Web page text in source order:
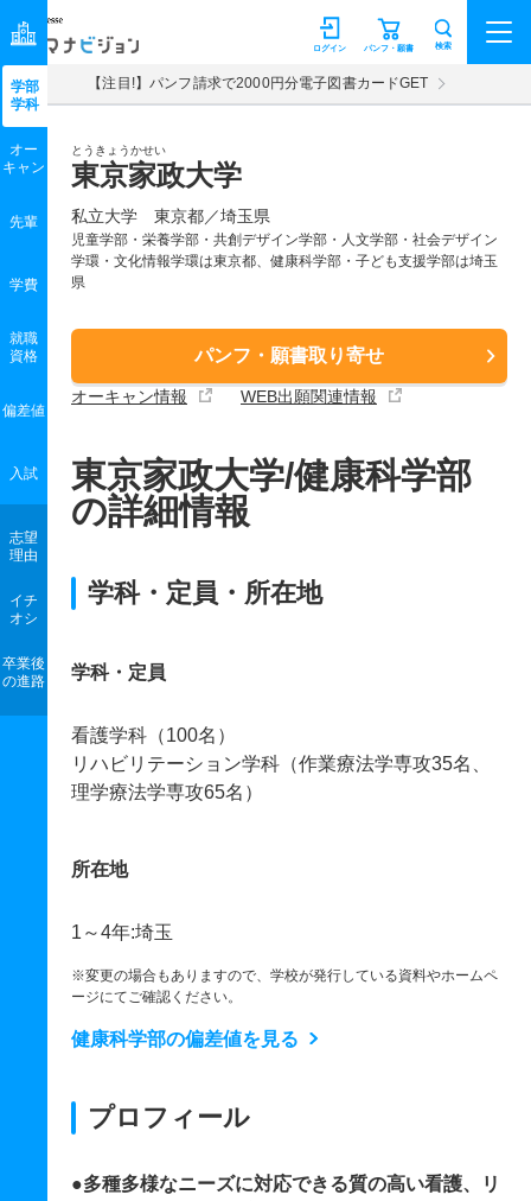
マナビジョン パンフ・願書
ログイン 検索
【注目!】パンフ請求で2000円分電子図書カードGET
とうきょうかせい
東京家政大学
私立大学 東京都／埼玉県
児童学部・栄養学部・共創デザイン学部・人文学部・社会デザイン
学環・文化情報学環は東京都、健康科学部・子ども支援学部は埼玉
県
パンフ・願書取り寄せ
オーキャン情報 WEB出願関連情報
学部
学科
オー
キャン
先輩
学費
就職
資格
偏差値
入試
志望
理由
イチ
オシ
卒業後
の進路
東京家政大学/健康科学部
の詳細情報
学科・定員・所在地
学科・定員
看護学科（100名）
リハビリテーション学科（作業療法学専攻35名、
理学療法学専攻65名）
所在地
1～4年:埼玉
※変更の場合もありますので、学校が発行している資料やホームペ
ージにてご確認ください。
健康科学部の偏差値を見る
プロフィール
●多種多様なニーズに対応できる質の高い看護、リ